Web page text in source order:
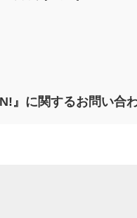
』に関するお問い合